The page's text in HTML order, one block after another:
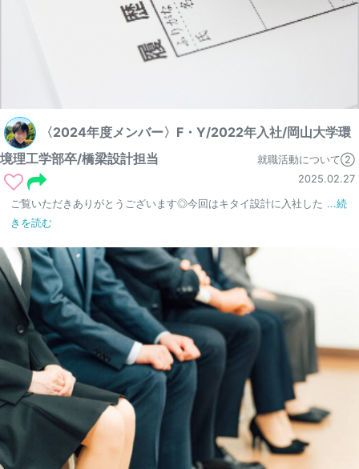
〈2024年度メンバー〉F・Y/2022年入社/岡山大学環
境理工学部卒/橋梁設計担当
就職活動について②
2025.02.27
ご覧いただきありがとうございます◎今回はキタイ設計に入社した ...続
きを読む